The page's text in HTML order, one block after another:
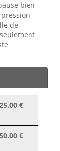
bien-
de
25.00 €
50.00 €